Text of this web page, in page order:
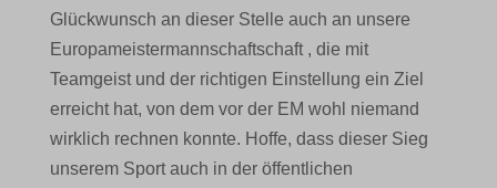
Glückwunsch an dieser Stelle auch an unsere
Europameistermannschaftschaft , die mit
Teamgeist und der richtigen Einstellung ein Ziel
erreicht hat, von dem vor der EM wohl niemand
wirklich rechnen konnte. Hoffe, dass dieser Sieg
unserem Sport auch in der öffentlichen